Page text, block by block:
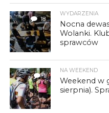
18
WYDARZENIA
Nocna
Wolanki.
sprawców
1
NA WEEKEND
Weekend w
sierpnia).